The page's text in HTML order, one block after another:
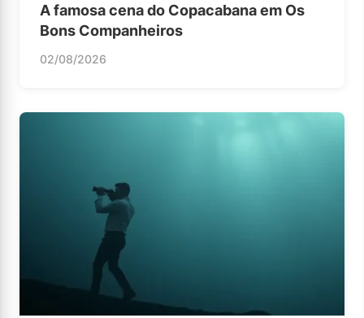
A famosa cena do Copacabana em Os
Bons Companheiros
02/08/2026